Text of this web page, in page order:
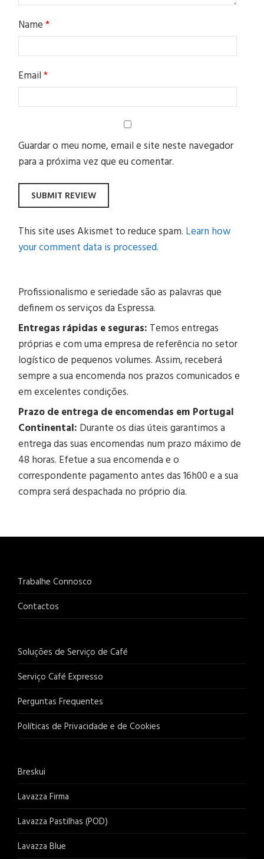
Name*
Email*
Guardar o meu nome, email e site neste navegador
para a próxima vez que eu comentar.
This site uses Akismet to reduce spam. Learn how
your comment data is processed.
Profissionalismo e seriedade são as palavras que
definem os serviços da Espressa.
Entregas rápidas e seguras: Temos entregas
próprias e com uma empresa de referência no setor
logístico de pequenos volumes. Assim, receberá
sempre a sua encomenda nos prazos comunicados e
em excelentes condições.
Prazo de entrega de encomendas em Portugal
Continental: Durante os dias úteis garantimos a
entrega das suas encomendas num prazo máximo de
48 horas. Efetue a sua encomenda e o
correspondente pagamento antes das 16h00 e a sua
compra será despachada no próprio dia.
Trabalhe Connosco
Contactos
Soluções de Serviço de Café
Serviço Café Expresso
Perguntas Frequentes
Políticas de Privacidade e de Cookies
Breskui
Lavazza Firma
Lavazza Pastilhas (POD)
Lavazza Blue